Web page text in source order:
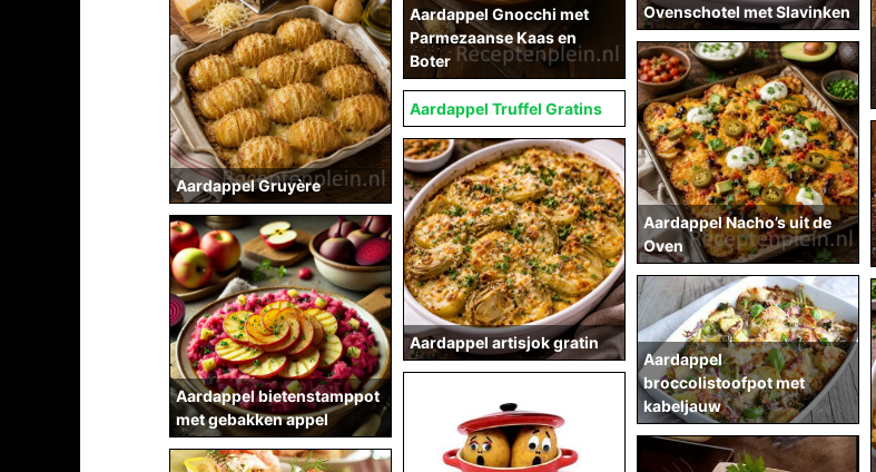
Aardappel artisjok gratin
Aardappel bietenstamppot
met gebakken appel
Ovenschotel met Slavinken
Aardappel
broccolistoofpot met
kabeljauw
Aardappel Gnocchi met
Parmezaanse Kaas en
Boter
Aardappel Gruyère
Aardappel Nacho’s uit de
Oven
Aardappel Truffel Gratins